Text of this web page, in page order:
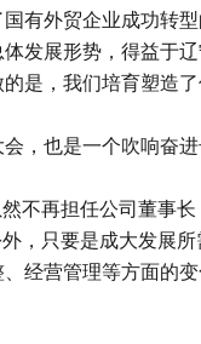
有外贸企业成功转型
发展形势，得益于
是，我们培育塑造
，也是一个吹响奋
不再担任公司董事
，只要是成大发展
经营管理等方面的